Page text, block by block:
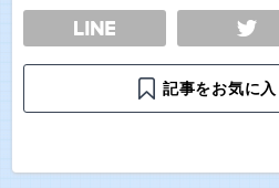
TWEET
記事をお気に